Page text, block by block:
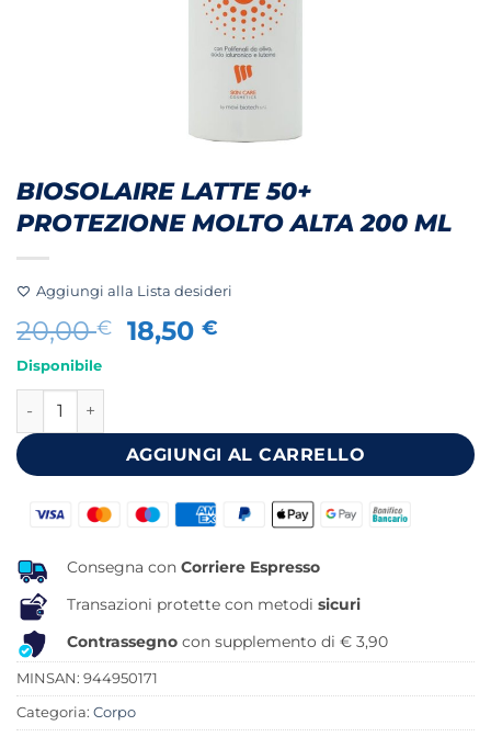
BIOSOLAIRE LATTE 50+
PROTEZIONE MOLTO ALTA 200 ML
Aggiungi alla Lista desideri
20,00€
Il
20,00 €.
18,50€
18,50 €.
Disponibile
BIOSOLAIRE LATTE 50+ PROTEZIONE MOLTO ALTA 200
AGGIUNGI AL CARRELLO
Consegna con Corriere Espresso
Transazioni protette con metodi sicuri
Contrassegno con supplemento di € 3,90
MINSAN: 944950171
Categoria: Corpo